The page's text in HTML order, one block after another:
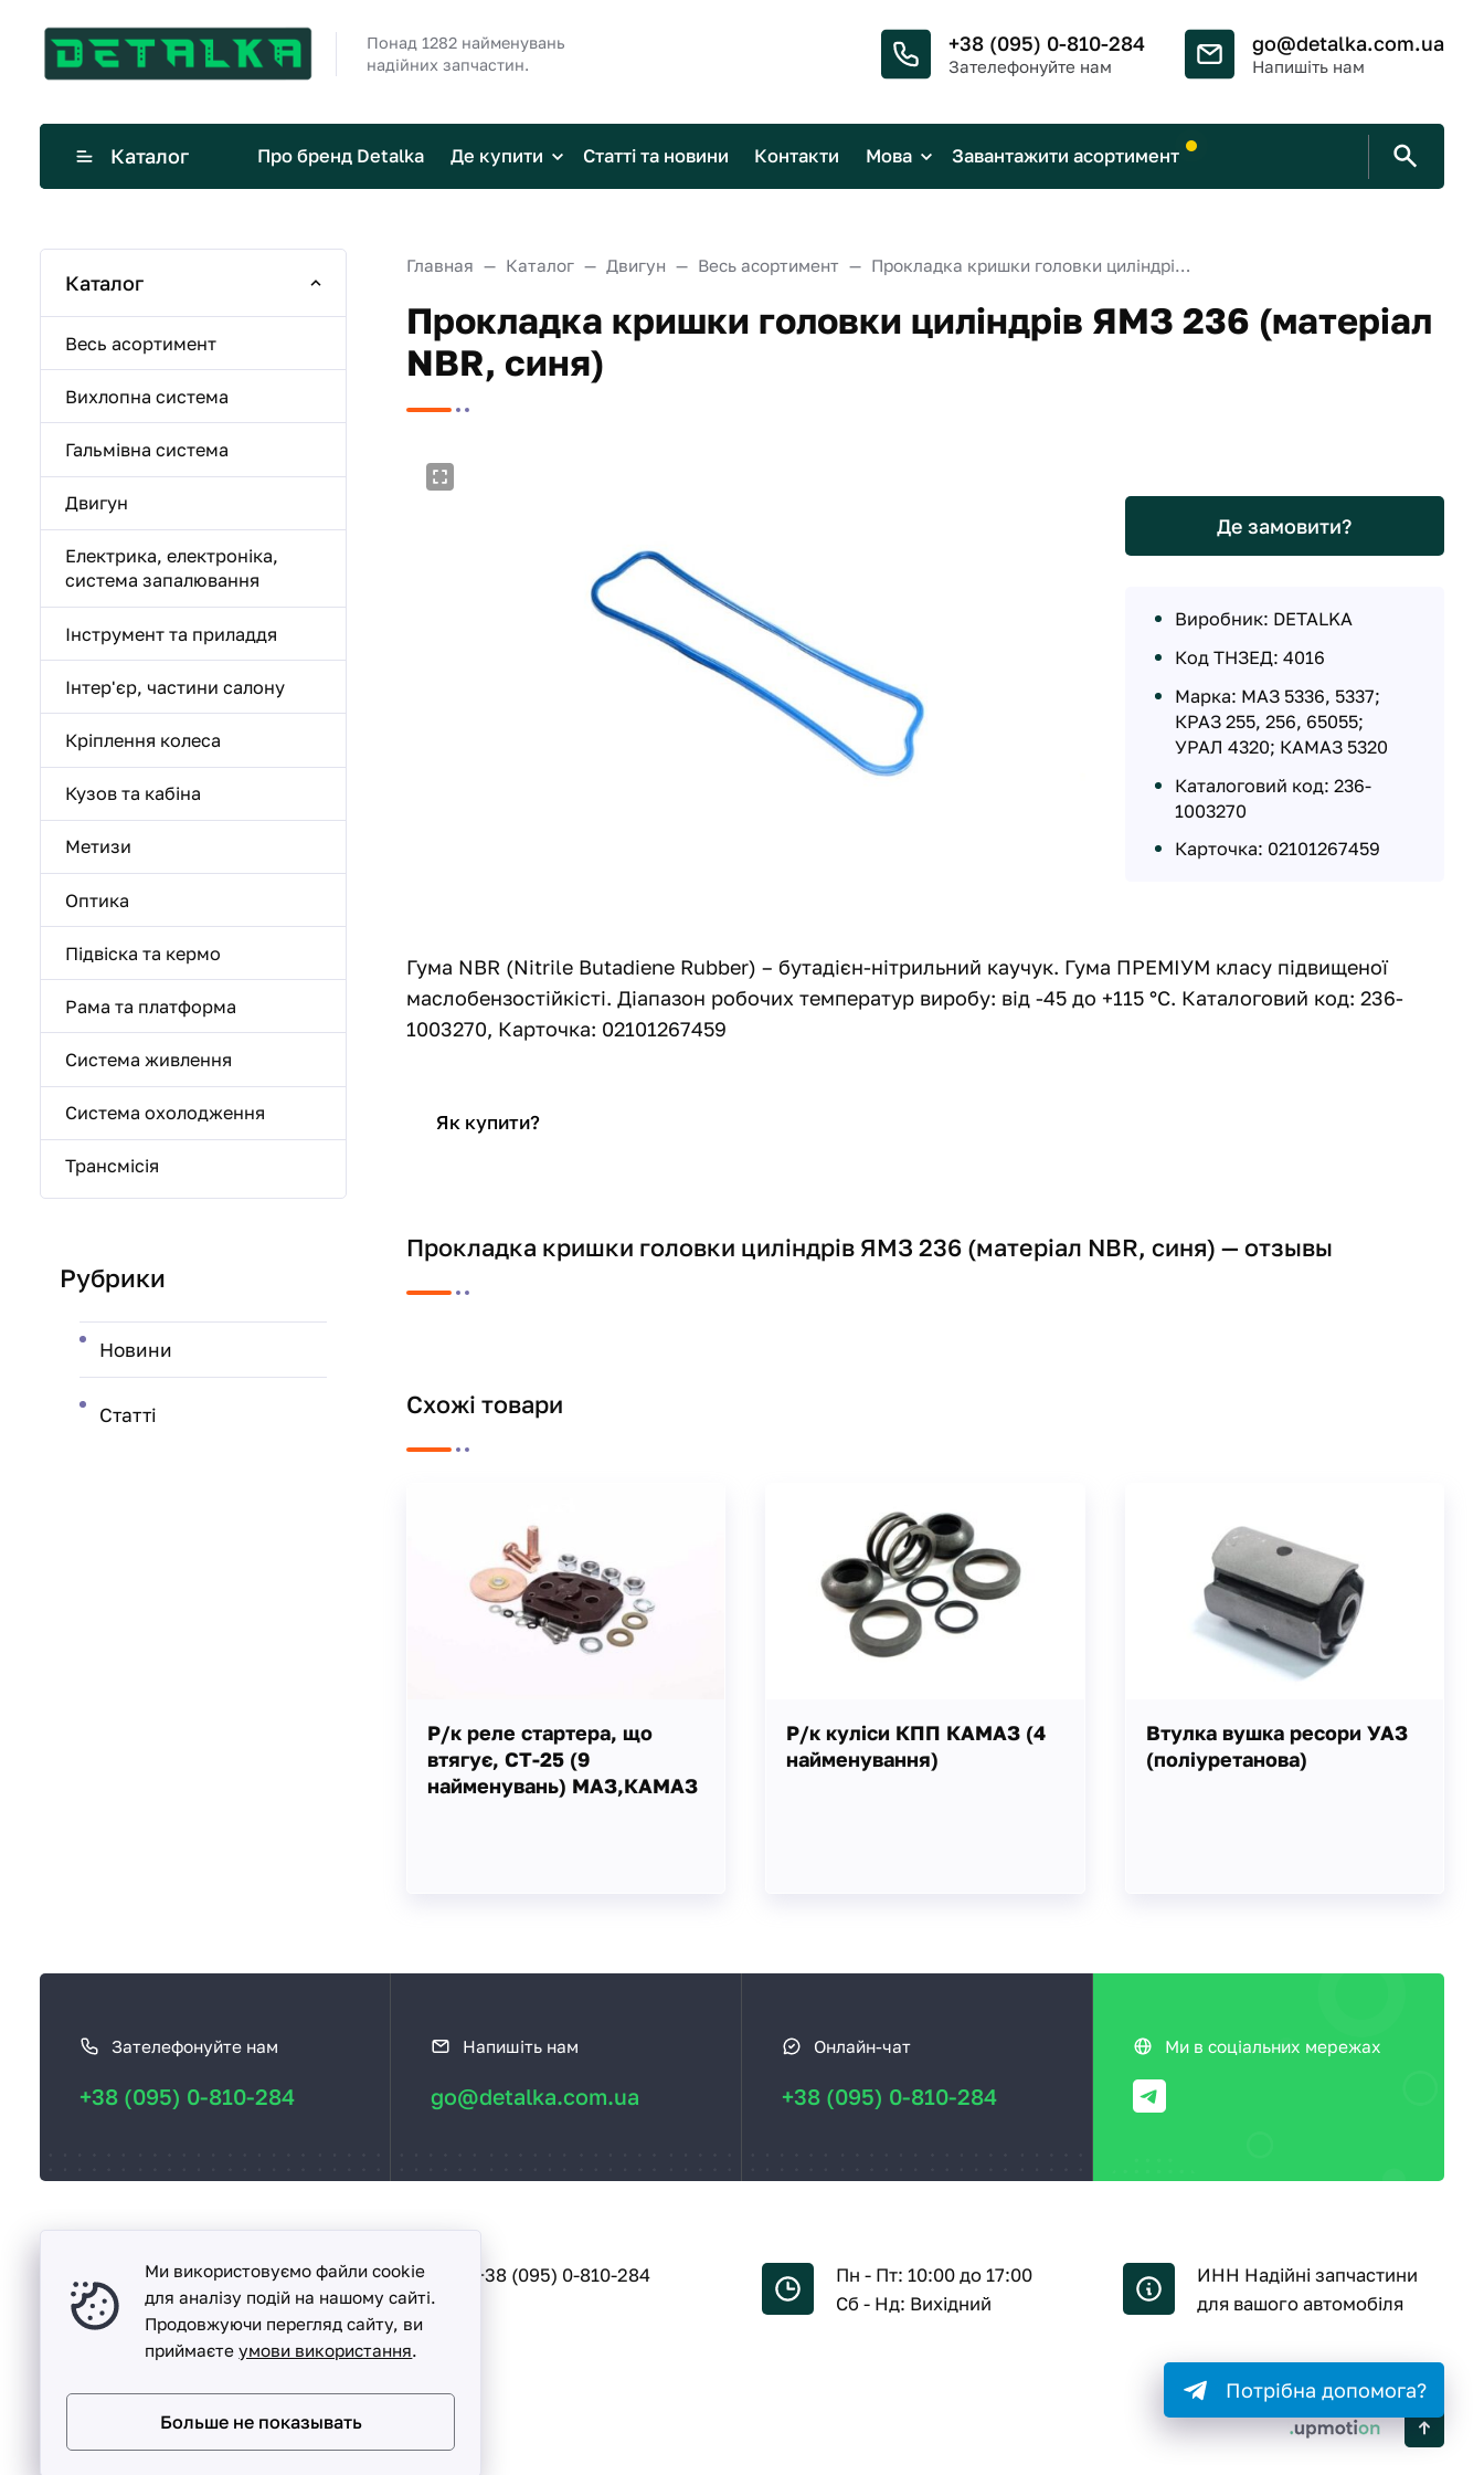
Понад 1282 найменувань
надійних запчастин.
+38 (095) 0-810-284
Зателефонуйте нам
go@detalka.com.ua
Напишіть нам
Каталог Про бренд Detalka Де купити Статті та новини Контакти Мова Завантажити асортимент
Главная Каталог Двигун Весь асортимент Прокладка кришки головки циліндрів ЯМЗ 236 (матеріал NBR, синя)
Прокладка кришки головки циліндрів ЯМЗ 236 (матеріал
NBR, синя)
Де замовити?
Виробник: DETALKA
Код ТНЗЕД: 4016
Марка: МАЗ 5336, 5337;
КРАЗ 255, 256, 65055;
УРАЛ 4320; КАМАЗ 5320
Каталоговий код: 236-
1003270
Карточка: 02101267459
Гума NBR (Nitrile Butadiene Rubber) – бутадієн-нітрильний каучук. Гума ПРЕМІУМ класу підвищеної
маслобензостійкісті. Діапазон робочих температур виробу: від -45 до +115 °С. Каталоговий код: 236-
1003270, Карточка: 02101267459
Як купити?
Прокладка кришки головки циліндрів ЯМЗ 236 (матеріал NBR, синя) — отзывы
Схожі товари
Р/к реле стартера, що
втягує, СТ-25 (9
найменувань) МАЗ,КАМАЗ
Р/к куліси КПП КАМАЗ (4
найменування)
Втулка вушка ресори УАЗ
(поліуретанова)
Каталог
Весь асортимент
Вихлопна система
Гальмівна система
Двигун
Електрика, електроніка,
система запалювання
Інструмент та приладдя
Інтер'єр, частини салону
Кріплення колеса
Кузов та кабіна
Метизи
Оптика
Підвіска та кермо
Рама та платформа
Система живлення
Система охолодження
Трансмісія
Рубрики
Новини
Статті
з
Зателефонуйте нам
+38 (095) 0-810-284
Напишіть нам
go@detalka.com.ua
Онлайн-чат
+38 (095) 0-810-284
Ми в соціальних мережах
Песочин
вул. Надії, буд. 15-А
+38 (095) 0-810-284
Пн - Пт: 10:00 до 17:00
Сб - Нд: Вихідний
ИНН Надійні запчастини
для вашого автомобіля
2005 -2026
Ми використовуємо файли cookie
для аналізу подій на нашому сайті.
Продовжуючи перегляд сайту, ви
приймаєтеумови використання.
Больше не показывать
Потрібна допомога?